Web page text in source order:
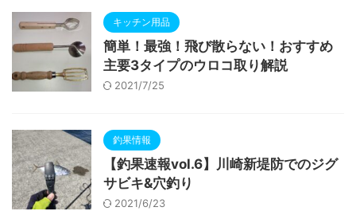
キッチン用品
簡単！最強！飛び散らない！おすすめ
主要3タイプのウロコ取り解説
2021/7/25
釣果情報
【釣果速報vol.6】川崎新堤防でのジグ
サビキ&穴釣り
2021/6/23